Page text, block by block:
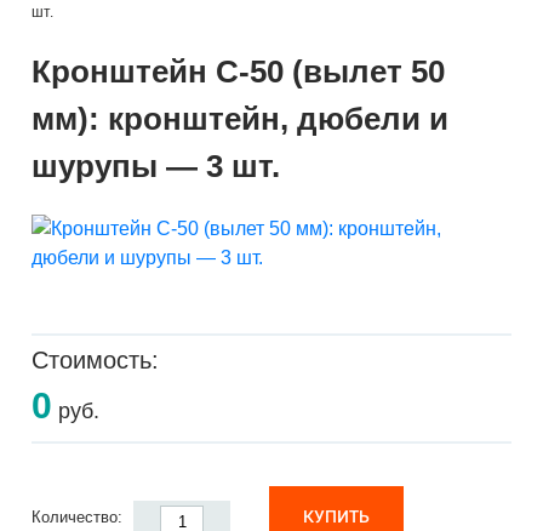
шт.
Кронштейн С-50 (вылет 50
мм): кронштейн, дюбели и
шурупы — 3 шт.
Стоимость:
0 руб.
Количество: КУПИТЬ